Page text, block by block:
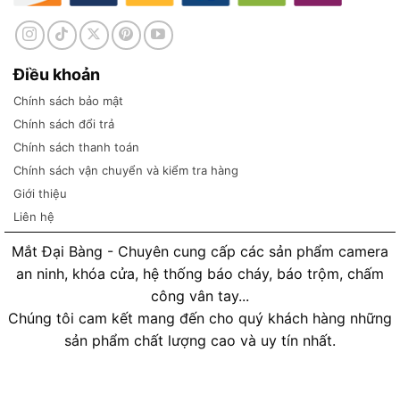
Điều khoản
Chính sách bảo mật
Chính sách đổi trả
Chính sách thanh toán
Chính sách vận chuyển và kiểm tra hàng
Giới thiệu
Liên hệ
Mắt Đại Bàng - Chuyên cung cấp các sản phẩm camera
an ninh, khóa cửa, hệ thống báo cháy, báo trộm, chấm
công vân tay...
Chúng tôi cam kết mang đến cho quý khách hàng những
sản phẩm chất lượng cao và uy tín nhất.